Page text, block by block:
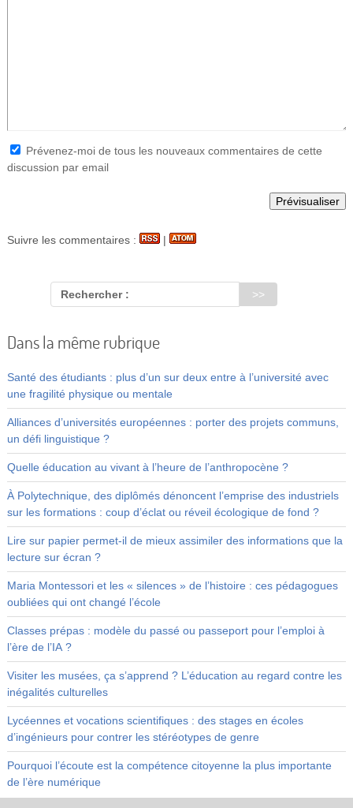
Prévenez-moi de tous les nouveaux commentaires de cette
discussion par email
Suivre les commentaires : |
Rechercher :
Dans la même rubrique
Santé des étudiants : plus d’un sur deux entre à l’université avec
une fragilité physique ou mentale
Alliances d’universités européennes : porter des projets communs,
un défi linguistique ?
Quelle éducation au vivant à l’heure de l’anthropocène ?
À Polytechnique, des diplômés dénoncent l’emprise des industriels
sur les formations : coup d’éclat ou réveil écologique de fond ?
Lire sur papier permet-il de mieux assimiler des informations que la
lecture sur écran ?
Maria Montessori et les « silences » de l’histoire : ces pédagogues
oubliées qui ont changé l’école
Classes prépas : modèle du passé ou passeport pour l’emploi à
l’ère de l’IA ?
Visiter les musées, ça s’apprend ? L’éducation au regard contre les
inégalités culturelles
Lycéennes et vocations scientifiques : des stages en écoles
d’ingénieurs pour contrer les stéréotypes de genre
Pourquoi l’écoute est la compétence citoyenne la plus importante
de l’ère numérique